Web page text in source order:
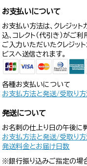
お支払いについて
お支払い方法は、クレジッ
込、コレクト（代引き）がご
ご入力いただいたクレジッ
ビスへ送信されます。
各種お支払いについて
お支払方法と発送/受取り
発送について
お名刺の仕上り日の午後に
お支払方法と発送/受取り
発送料金とお届け日数
※銀行振り込みご指定の場